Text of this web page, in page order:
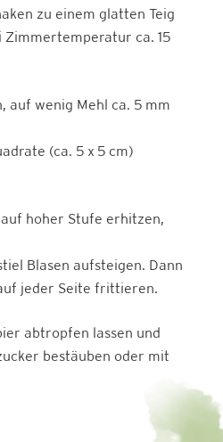
zu einem glatten Teig
ca. 15
auf wenig Mehl ca. 5 mm
(ca. 5 x 5 cm)
hoher Stufe erhitzen,
Blasen aufsteigen. Dann
jeder Seite frittieren.
abtropfen lassen und
bestäuben oder mit